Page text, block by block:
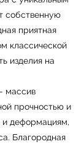
собственную
приятная
классической
изделия на
массив
прочностью и
и деформациям,
Благородная